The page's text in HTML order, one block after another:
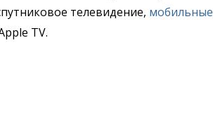
телевидение, мобильные
TV.